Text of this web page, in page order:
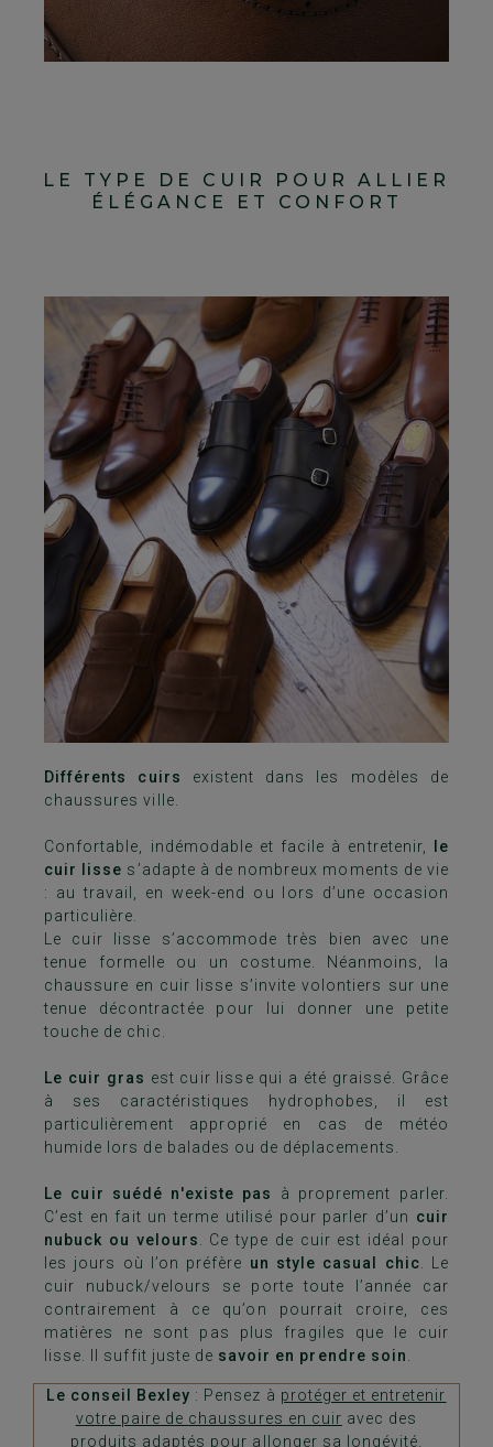
LE TYPE DE CUIR POUR ALLIER
ÉLÉGANCE ET CONFORT
Différents cuirs
existent dans les modèles de
chaussures ville.
Confortable, indémodable et facile à entretenir,
le
cuir lisse s’adapte à de nombreux moments de vie
: au travail, en week-end ou lors d’une occasion
particulière.
Le cuir lisse s’accommode très bien avec une
tenue formelle ou un costume. Néanmoins, la
chaussure en cuir lisse s’invite volontiers sur une
tenue décontractée pour lui donner une petite
touche de chic.
Le cuir gras est cuir lisse qui a été graissé. Grâce
à ses caractéristiques hydrophobes, il est
particulièrement approprié en cas de météo
humide lors de balades ou de déplacements.
Le cuir suédé n'existe pas
à proprement parler.
C’est en fait un terme utilisé pour parler d’un cuir
nubuck ou velours
. Ce type de cuir est idéal pour
les jours où l’on préfère un style casual chic . Le
cuir nubuck/velours se porte toute l’année car
contrairement à ce qu’on pourrait croire, ces
matières ne sont pas plus fragiles que le cuir
lisse. Il suffit juste de savoir en prendre soin
Le conseil Bexley : Pensez à protéger et entretenir
votre paire de chaussures en cuir avec des
produits adaptés pour allonger sa longévité.